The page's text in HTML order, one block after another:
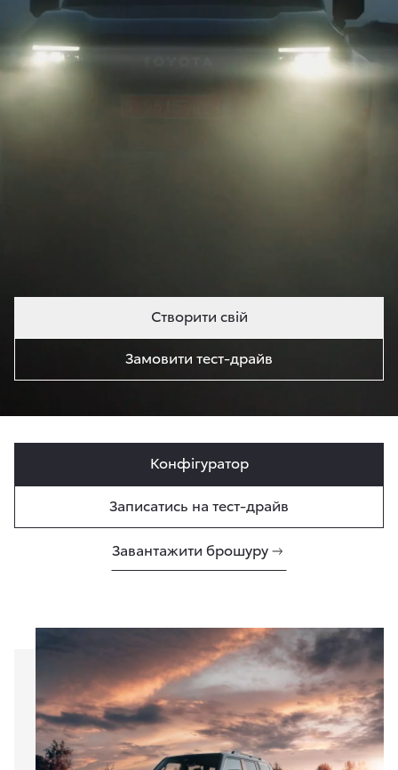
Створити свій
Замовити тест-драйв
Конфігуратор
Записатись на тест-драйв
Завантажити брошуру